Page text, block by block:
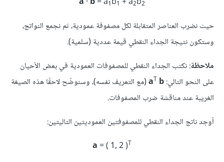
1 1 2 2
حيث نضرب العناصر المتقابلة لكل مصفوفة عمودية، ثم نجمع النواتج،
وستكون نتيجة الجداء النقطي قيمة عددية (سلمية).
ملاحظة: نكتب الجداء النقطي للمصفوفات العمودية في بعض الأحيان
على النحو التالي:
aT b
(مع التعريف نفسه)، وسنوضّح لاحقًا هذه الصيغة
الغريبة عند مناقشة ضرب المصفوفات.
أوجد ناتج الجداء النقطي للمصفوفتين العموديتين التاليتين:
a = ( 1, 2 )T